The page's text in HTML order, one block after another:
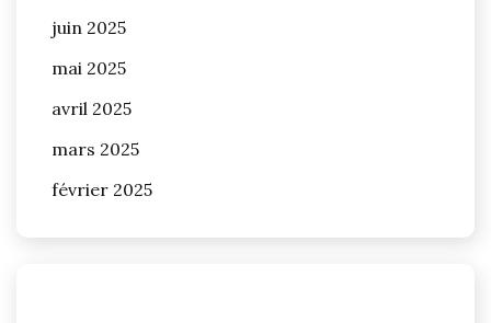
juin 2025
mai 2025
avril 2025
mars 2025
février 2025